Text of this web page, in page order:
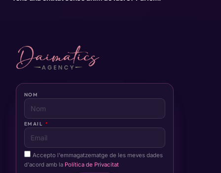
NOM
EMAIL
Accepto l'emmagatzematge de les meves dades
d'acord amb la Política de Privacitat